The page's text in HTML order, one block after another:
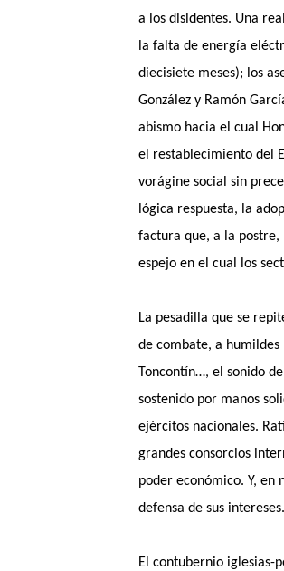
a los disidentes. Una
la falta de energía
diecisiete meses); los
González y Ramón
abismo hacia el cual
el restablecimiento del
vorágine social sin
lógica respuesta, la
factura que, a la postre,
espejo en el cual los
La pesadilla que se
de combate, a humildes
Toncontín…, el sonido
sostenido por manos
ejércitos nacionales.
grandes consorcios
poder económico. Y, en
defensa de sus intereses.
El contubernio iglesias-